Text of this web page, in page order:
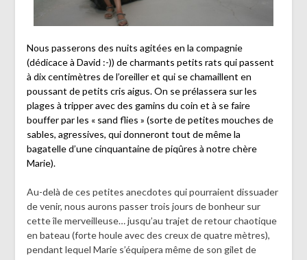
Nous passerons des nuits agitées en la compagnie
(dédicace à David :-)) de charmants petits rats qui passent
à dix centimètres de l’oreiller et qui se chamaillent en
poussant de petits cris aigus. On se prélassera sur les
plages à tripper avec des gamins du coin et à se faire
bouffer par les « sand flies » (sorte de petites mouches de
sables, agressives, qui donneront tout de même la
bagatelle d’une cinquantaine de piqûres à notre chère
Marie).
Au-delà de ces petites anecdotes qui pourraient dissuader
de venir, nous aurons passer trois jours de bonheur sur
cette île merveilleuse… jusqu’au trajet de retour chaotique
en bateau (forte houle avec des creux de quatre mètres),
pendant lequel Marie s’équipera même de son gilet de